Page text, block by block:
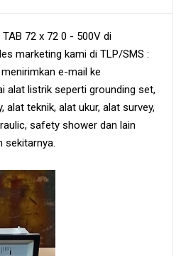
72 x 72 0 - 500V di
marketing kami di TLP/SMS :
e-mail ke
alat listrik seperti grounding set,
teknik, alat ukur, alat survey,
safety shower dan lain
sekitarnya.